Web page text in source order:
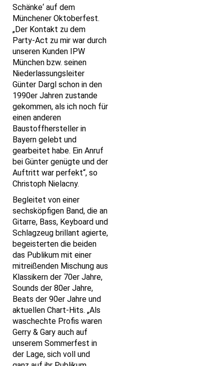
Schänke‘ auf dem
Münchener Oktoberfest.
„Der Kontakt zu dem
Party-Act zu mir war durch
unseren Kunden IPW
München bzw. seinen
Niederlassungsleiter
Günter Dargl schon in den
1990er Jahren zustande
gekommen, als ich noch für
einen anderen
Baustoffhersteller in
Bayern gelebt und
gearbeitet habe. Ein Anruf
bei Günter genügte und der
Auftritt war perfekt“, so
Christoph Nielacny.
Begleitet von einer
sechsköpfigen Band, die an
Gitarre, Bass, Keyboard und
Schlagzeug brillant agierte,
begeisterten die beiden
das Publikum mit einer
mitreißenden Mischung aus
Klassikern der 70er Jahre,
Sounds der 80er Jahre,
Beats der 90er Jahre und
aktuellen Chart-Hits. „Als
waschechte Profis waren
Gerry & Gary auch auf
unserem Sommerfest in
der Lage, sich voll und